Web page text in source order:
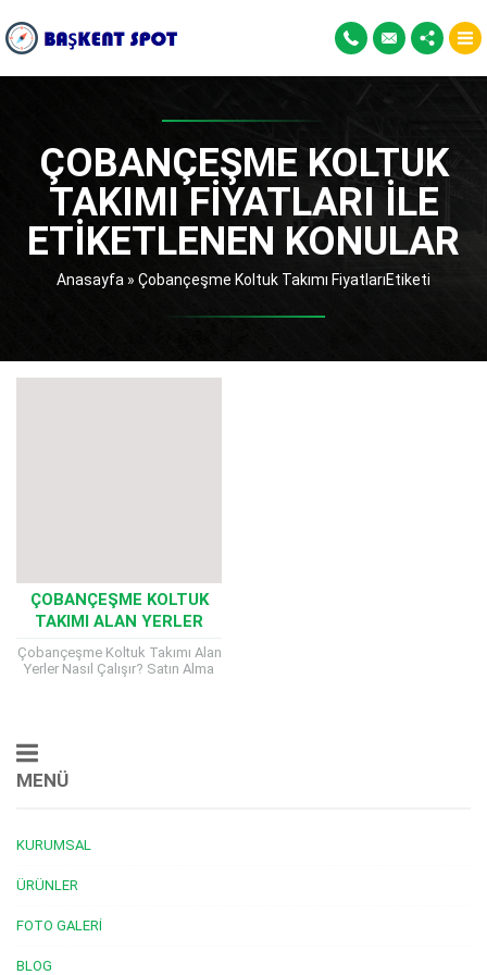
ÇOBANÇEŞME KOLTUK
TAKIMI FIYATLARI ILE
ETIKETLENEN KONULAR
Anasayfa » Çobançeşme Koltuk Takımı FiyatlarıEtiketi
ÇOBANÇEŞME KOLTUK
TAKIMI ALAN YERLER
Çobançeşme Koltuk Takımı Alan
Yerler Nasıl Çalışır? Satın Alma
MENÜ
KURUMSAL
ÜRÜNLER
FOTO GALERI
BLOG